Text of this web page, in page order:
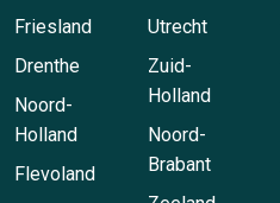
Friesland
Drenthe
Noord-
Holland
Flevoland
Utrecht
Zuid-
Holland
Noord-
Brabant